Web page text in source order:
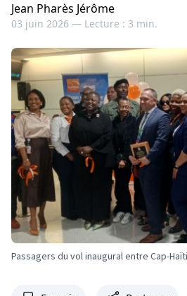
Jean Pharès Jérôme
03 juin 2026 — Lecture : 3 min.
Passagers du vol inaugural entre Cap-